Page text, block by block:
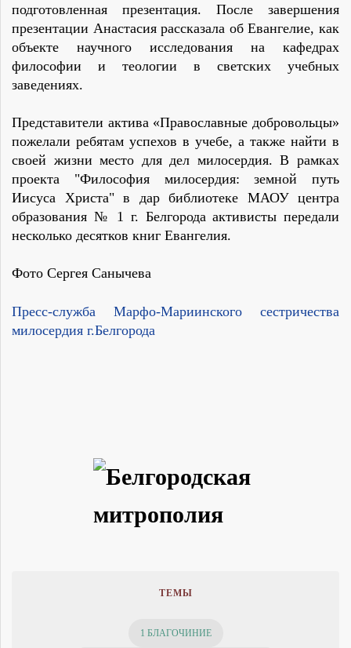
подготовленная презентация. После завершения
презентации Анастасия рассказала об Евангелие, как
объекте научного исследования на кафедрах
философии и теологии в светских учебных
заведениях.
Представители актива «Православные добровольцы»
пожелали ребятам успехов в учебе, а также найти в
своей жизни место для дел милосердия. В рамках
проекта "Философия милосердия: земной путь
Иисуса Христа" в дар библиотеке МАОУ центра
образования № 1 г. Белгорода активисты передали
несколько десятков книг Евангелия.
Фото Сергея Санычева
Пресс-служба Марфо-Мариинского сестричества
милосердия г.Белгорода
ТЕМЫ
1 БЛАГОЧИНИЕ